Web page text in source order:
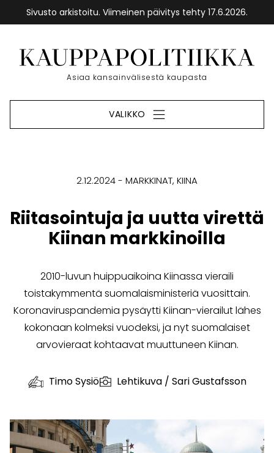
Sivusto arkistoitu. Viimeinen päivitys tehty 17.6.2026.
sisältöön
Etusivu
Asiaa kansainvälisestä kaupasta
VALIKKO
2.12.2024 MARKKINAT KIINA
Riitasointuja ja uutta virettä
Kiinan markkinoilla
2010-luvun huippuaikoina Kiinassa vieraili
toistakymmentä suomalaisministeriä vuosittain.
Koronaviruspandemia pysäytti Kiinan-vierailut lähes
kokonaan kolmeksi vuodeksi, ja nyt suomalaiset
arvovieraat kohtaavat muuttuneen Kiinan.
Timo Sysiö Lehtikuva / Sari Gustafsson